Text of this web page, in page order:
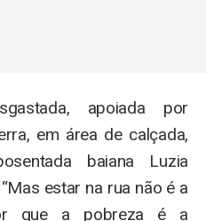
apoiada por
em área de calçada,
baiana Luzia
estar na rua não é a
que a pobreza é a